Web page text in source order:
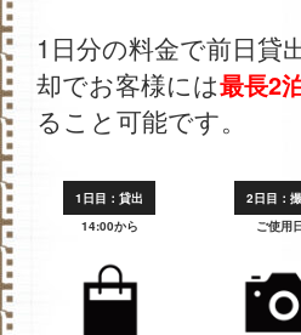
1日分の料金で前日貸
却でお客様には最長2
ること可能です。
1日目：貸出
14:00から
2日目：
ご使用